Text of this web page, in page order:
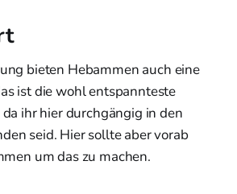
bieten Hebammen auch eine
ist die wohl entspannteste
ihr hier durchgängig in den
seid. Hier sollte aber vorab
um das zu machen.